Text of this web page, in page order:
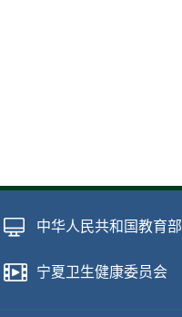
中华人民共和国教育部
宁夏卫生健康委员会